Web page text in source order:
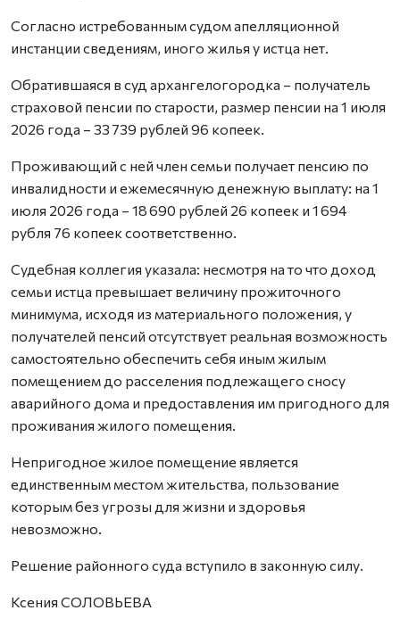
Согласно истребованным судом апелляционной
инстанции сведениям, иного жилья у истца нет.
Обратившаяся в суд архангелогородка – получатель
страховой пенсии по старости, размер пенсии на 1 июля
2026 года – 33 739 рублей 96 копеек.
Проживающий с ней член семьи получает пенсию по
инвалидности и ежемесячную денежную выплату: на 1
июля 2026 года – 18 690 рублей 26 копеек и 1 694
рубля 76 копеек соответственно.
Судебная коллегия указала: несмотря на то что доход
семьи истца превышает величину прожиточного
минимума, исходя из материального положения, у
получателей пенсий отсутствует реальная возможность
самостоятельно обеспечить себя иным жилым
помещением до расселения подлежащего сносу
аварийного дома и предоставления им пригодного для
проживания жилого помещения.
Непригодное жилое помещение является
единственным местом жительства, пользование
которым без угрозы для жизни и здоровья
невозможно.
Решение районного суда вступило в законную силу.
Ксения СОЛОВЬЕВА